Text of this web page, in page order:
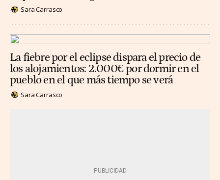
Sara Carrasco
La fiebre por el eclipse dispara el precio de
los alojamientos: 2.000€ por dormir en el
pueblo en el que más tiempo se verá
Sara Carrasco